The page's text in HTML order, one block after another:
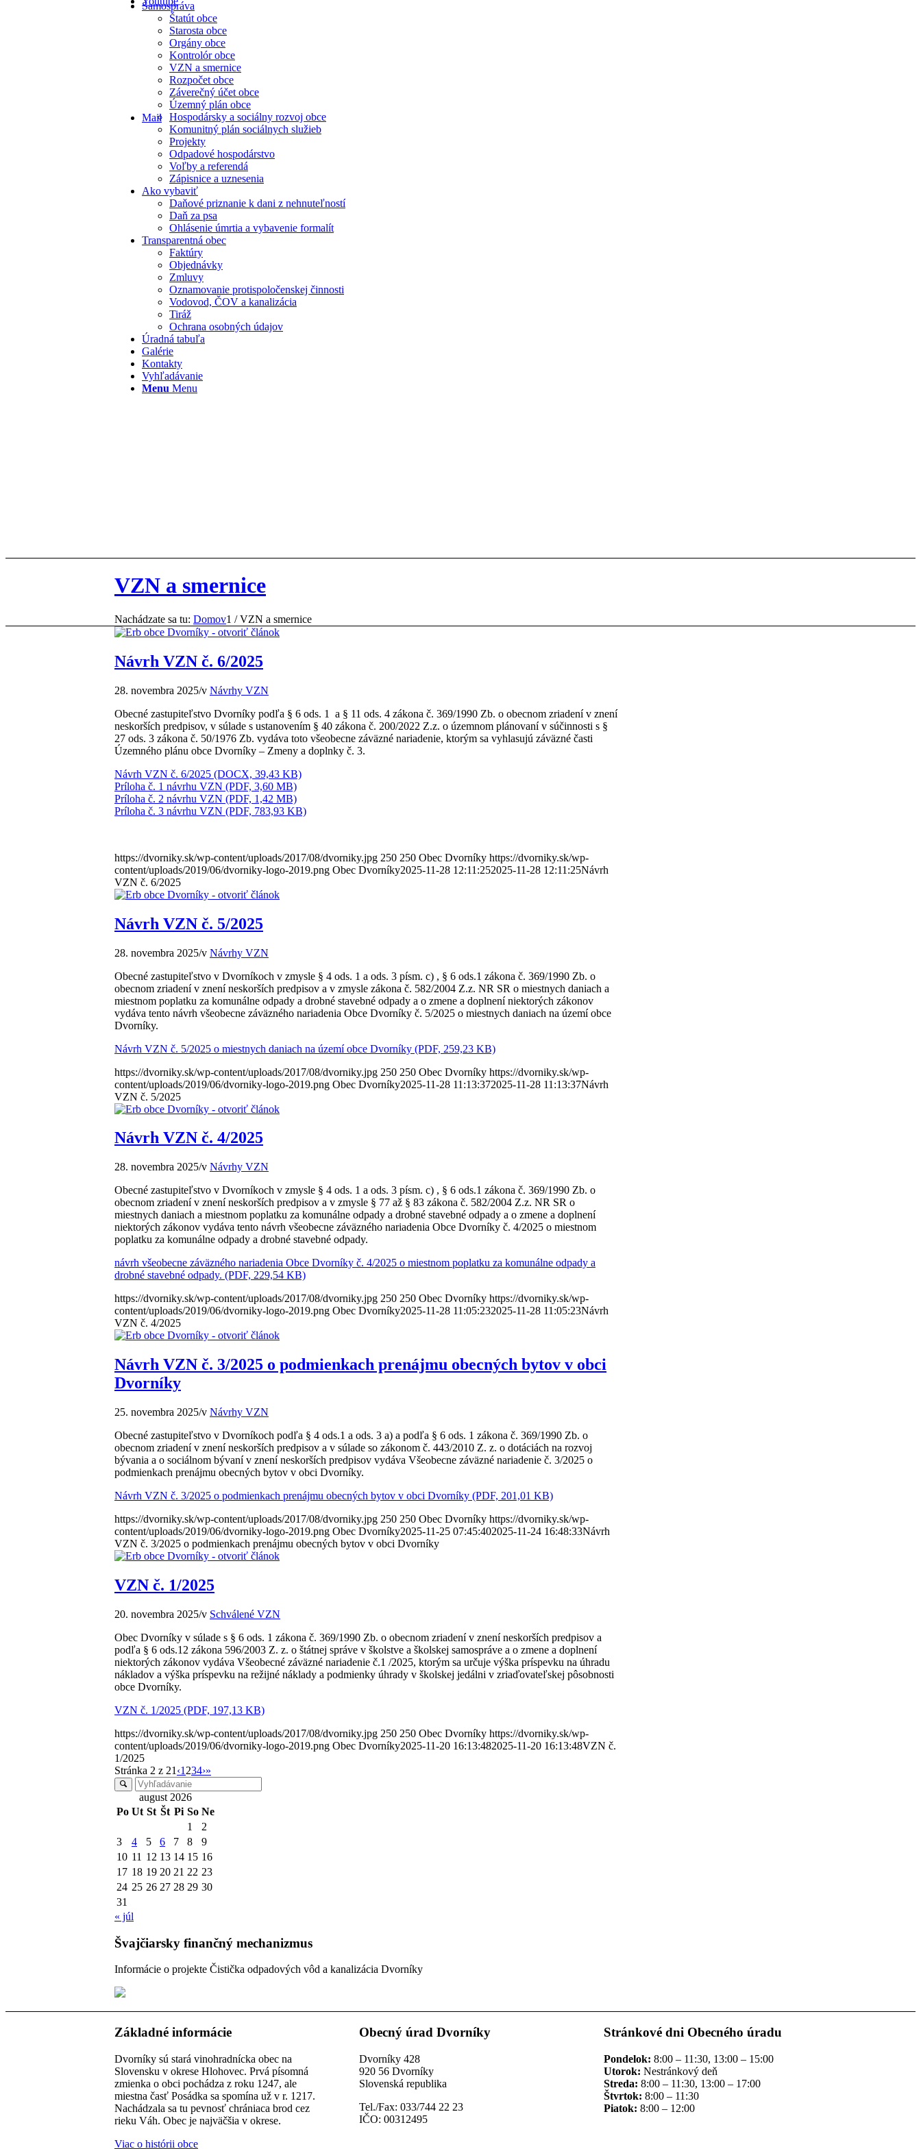
Mail
Samospráva
Štatút obce
Starosta obce
Orgány obce
Kontrolór obce
VZN a smernice
Rozpočet obce
Záverečný účet obce
Územný plán obce
Hospodársky a sociálny rozvoj obce
Komunitný plán sociálnych služieb
Projekty
Odpadové hospodárstvo
Voľby a referendá
Zápisnice a uznesenia
Ako vybaviť
Daňové priznanie k dani z nehnuteľností
Daň za psa
Ohlásenie úmrtia a vybavenie formalít
Transparentná obec
Faktúry
Objednávky
Zmluvy
Oznamovanie protispoločenskej činnosti
Vodovod, ČOV a kanalizácia
Tiráž
Ochrana osobných údajov
Úradná tabuľa
Galérie
Kontakty
Vyhľadávanie
Menu Menu
VZN a smernice
Nachádzate sa tu: Domov1 / VZN a smernice
Návrh VZN č. 6/2025
28. novembra 2025/v Návrhy VZN
Obecné zastupiteľstvo Dvorníky podľa § 6 ods. 1 a § 11 ods. 4 zákona č. 369/1990 Zb. o obecnom zriadení v znení
neskorších predpisov, v súlade s ustanovením § 40 zákona č. 200/2022 Z.z. o územnom plánovaní v súčinnosti s §
27 ods. 3 zákona č. 50/1976 Zb. vydáva toto všeobecne záväzné nariadenie, ktorým sa vyhlasujú záväzné časti
Územného plánu obce Dvorníky – Zmeny a doplnky č. 3.
Návrh VZN č. 6/2025 (DOCX, 39,43 KB)
Príloha č. 1 návrhu VZN (PDF, 3,60 MB)
Príloha č. 2 návrhu VZN (PDF, 1,42 MB)
Príloha č. 3 návrhu VZN (PDF, 783,93 KB)
https://dvorniky.sk/wp-content/uploads/2017/08/dvorniky.jpg 250 250 Obec Dvorníky https://dvorniky.sk/wp-
content/uploads/2019/06/dvorniky-logo-2019.png Obec Dvorníky2025-11-28 12:11:252025-11-28 12:11:25Návrh
VZN č. 6/2025
Návrh VZN č. 5/2025
28. novembra 2025/v Návrhy VZN
Obecné zastupiteľstvo v Dvorníkoch v zmysle § 4 ods. 1 a ods. 3 písm. c) , § 6 ods.1 zákona č. 369/1990 Zb. o
obecnom zriadení v znení neskorších predpisov a v zmysle zákona č. 582/2004 Z.z. NR SR o miestnych daniach a
miestnom poplatku za komunálne odpady a drobné stavebné odpady a o zmene a doplnení niektorých zákonov
vydáva tento návrh všeobecne záväzného nariadenia Obce Dvorníky č. 5/2025 o miestnych daniach na území obce
Dvorníky.
Návrh VZN č. 5/2025 o miestnych daniach na území obce Dvorníky (PDF, 259,23 KB)
https://dvorniky.sk/wp-content/uploads/2017/08/dvorniky.jpg 250 250 Obec Dvorníky https://dvorniky.sk/wp-
content/uploads/2019/06/dvorniky-logo-2019.png Obec Dvorníky2025-11-28 11:13:372025-11-28 11:13:37Návrh
VZN č. 5/2025
Návrh VZN č. 4/2025
28. novembra 2025/v Návrhy VZN
Obecné zastupiteľstvo v Dvorníkoch v zmysle § 4 ods. 1 a ods. 3 písm. c) , § 6 ods.1 zákona č. 369/1990 Zb. o
obecnom zriadení v znení neskorších predpisov a v zmysle § 77 až § 83 zákona č. 582/2004 Z.z. NR SR o
miestnych daniach a miestnom poplatku za komunálne odpady a drobné stavebné odpady a o zmene a doplnení
niektorých zákonov vydáva tento návrh všeobecne záväzného nariadenia Obce Dvorníky č. 4/2025 o miestnom
poplatku za komunálne odpady a drobné stavebné odpady.
návrh všeobecne záväzného nariadenia Obce Dvorníky č. 4/2025 o miestnom poplatku za komunálne odpady a
drobné stavebné odpady. (PDF, 229,54 KB)
https://dvorniky.sk/wp-content/uploads/2017/08/dvorniky.jpg 250 250 Obec Dvorníky https://dvorniky.sk/wp-
content/uploads/2019/06/dvorniky-logo-2019.png Obec Dvorníky2025-11-28 11:05:232025-11-28 11:05:23Návrh
VZN č. 4/2025
Návrh VZN č. 3/2025 o podmienkach prenájmu obecných bytov v obci
Dvorníky
25. novembra 2025/v Návrhy VZN
Obecné zastupiteľstvo v Dvorníkoch podľa § 4 ods.1 a ods. 3 a) a podľa § 6 ods. 1 zákona č. 369/1990 Zb. o
obecnom zriadení v znení neskorších predpisov a v súlade so zákonom č. 443/2010 Z. z. o dotáciách na rozvoj
bývania a o sociálnom bývaní v znení neskorších predpisov vydáva Všeobecne záväzné nariadenie č. 3/2025 o
podmienkach prenájmu obecných bytov v obci Dvorníky.
Návrh VZN č. 3/2025 o podmienkach prenájmu obecných bytov v obci Dvorníky (PDF, 201,01 KB)
https://dvorniky.sk/wp-content/uploads/2017/08/dvorniky.jpg 250 250 Obec Dvorníky https://dvorniky.sk/wp-
content/uploads/2019/06/dvorniky-logo-2019.png Obec Dvorníky2025-11-25 07:45:402025-11-24 16:48:33Návrh
VZN č. 3/2025 o podmienkach prenájmu obecných bytov v obci Dvorníky
VZN č. 1/2025
20. novembra 2025/v Schválené VZN
Obec Dvorníky v súlade s § 6 ods. 1 zákona č. 369/1990 Zb. o obecnom zriadení v znení neskorších predpisov a
podľa § 6 ods.12 zákona 596/2003 Z. z. o štátnej správe v školstve a školskej samospráve a o zmene a doplnení
niektorých zákonov vydáva Všeobecné záväzné nariadenie č.1 /2025, ktorým sa určuje výška príspevku na úhradu
nákladov a výška príspevku na režijné náklady a podmienky úhrady v školskej jedálni v zriaďovateľskej pôsobnosti
obce Dvorníky.
VZN č. 1/2025 (PDF, 197,13 KB)
https://dvorniky.sk/wp-content/uploads/2017/08/dvorniky.jpg 250 250 Obec Dvorníky https://dvorniky.sk/wp-
content/uploads/2019/06/dvorniky-logo-2019.png Obec Dvorníky2025-11-20 16:13:482025-11-20 16:13:48VZN č.
1/2025
Stránka 2 z 21 ‹1 234›»
august 2026
Po Ut St Št Pi So Ne
1
2
3
4 5 6 7 8
9
10 11 12 13 14 15 16
17 18 19 20 21 22 23
24 25 26 27 28 29 30
31
« júl
Švajčiarsky finančný mechanizmus
Informácie o projekte Čistička odpadových vôd a kanalizácia Dvorníky
Základné informácie
Dvorníky sú stará vinohradnícka obec na
Slovensku v okrese Hlohovec. Prvá písomná
zmienka o obci pochádza z roku 1247, ale
miestna časť Posádka sa spomína už v r. 1217.
Nachádzala sa tu pevnosť chrániaca brod cez
rieku Váh. Obec je najväčšia v okrese.
Viac o histórii obce
Obecný úrad Dvorníky
Dvorníky 428
920 56 Dvorníky
Slovenská republika
Tel./Fax: 033/744 22 23
IČO: 00312495
Stránkové dni Obecného úradu
Pondelok: 8:00 – 11:30, 13:00 – 15:00
Utorok: Nestránkový deň
Streda: 8:00 – 11:30, 13:00 – 17:00
Štvrtok: 8:00 – 11:30
Piatok: 8:00 – 12:00